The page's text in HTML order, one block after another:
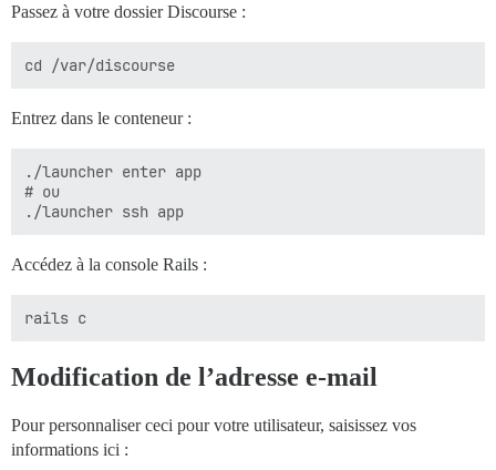
Passez à votre dossier Discourse :
Entrez dans le conteneur :
./launcher enter app
# ou
Accédez à la console Rails :
Modification de l’adresse e-mail
Pour personnaliser ceci pour votre utilisateur, saisissez vos
informations ici :